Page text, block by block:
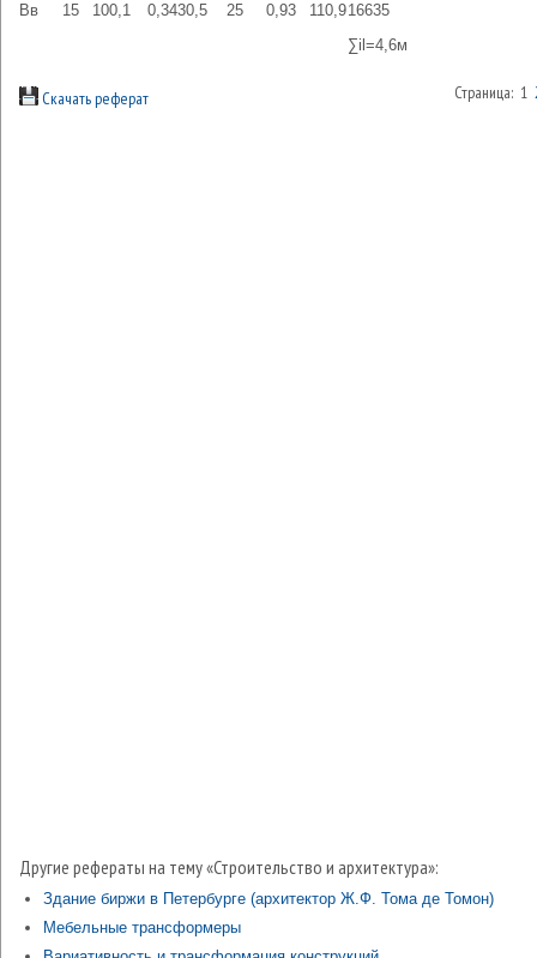
Вв
15 100,1 0,3430,5 25 0,93 110,916635
∑il=4,6м
Скачать реферат Страница: 1
Другие рефераты на тему «Строительство и архитектура»:
Здание биржи в Петербурге (архитектор Ж.Ф. Тома де Томон)
Мебельные трансформеры